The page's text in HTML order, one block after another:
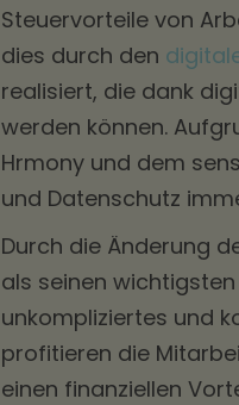
Steuervorteile von
dies durch den
realisiert, die dank
werden können.
Hrmony und dem
und Datenschutz
Durch die Änderung
als seinen
unkompliziertes und
profitieren die
einen finanziellen